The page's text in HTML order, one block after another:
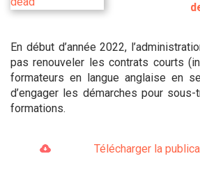
En début d’année 2022,
pas renouveler les contrats courts
formateurs en langue anglaise en
d’engager les démarches pour
formations.
Télécharger la